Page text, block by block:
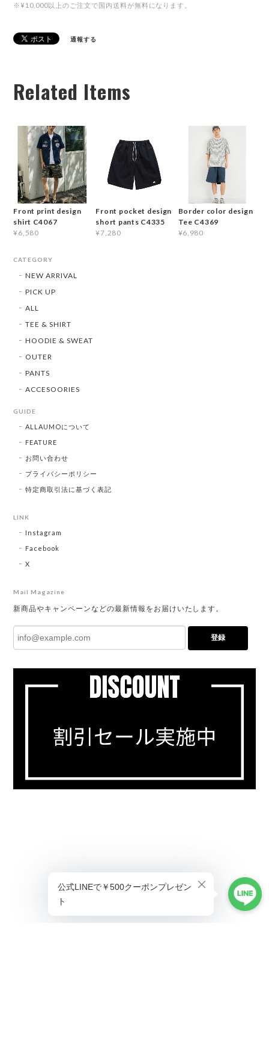
※¥10,000以上のご注文で国内送料が無料になります。
通報する
Related Items
Front print design
shirt C4067
¥6,580
Front pocket design
short pants C4335
¥7,280
Border color design
Tee C4369
¥6,980
CATEGORY
NEW ARRIVAL
PICK UP
ALL
TEE & SHIRT
HOODIE & SWEAT
OUTER
PANTS
ACCESOORIES
GUIDE
ALLAUMOについて
FEATURE
お問い合わせ
プライバシーポリシー
特定商取引法に基づく表記
LINK
Instagram
Facebook
X
Mail Magazine
新商品やキャンペーンなどの最新情報をお届けいたします。
登録